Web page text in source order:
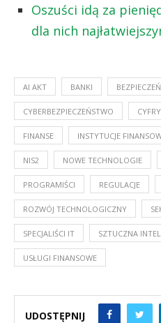
Oszuści idą za
dla nich
AI AKT BANKI
CYBERBEZPIECZEŃSTWO
FINANSE INSTYTUCJE
NIS2 NOWE TECHNOLOGIE
PROGRAMIŚCI REGULACJE
ROZWÓJ TECHNOLOGICZNY
SPECJALIŚCI IT SZTUCZNA
USŁUGI FINANSOWE
UDOSTĘPNIJ